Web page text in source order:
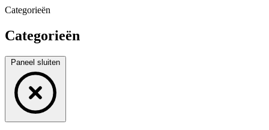
Categorieën
Categorieën
Paneel sluiten